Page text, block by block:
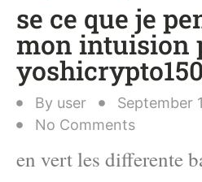
se ce que je
mon intuision
By user
September
No Comments
en vert les differente